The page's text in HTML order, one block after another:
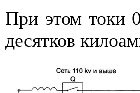
При этом токи
десятков